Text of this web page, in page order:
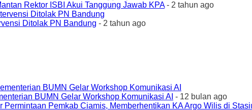
Rektor ISBI Akui Tanggung Jawab KPA- 2 tahun ago
Ditolak PN Bandung - 2 tahun ago
BUMN Gelar Workshop Komunikasi AI - 12 bulan ago